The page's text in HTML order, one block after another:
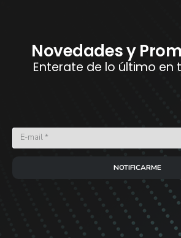
Novedades y
Enterate de lo último en
NOTIFICARME